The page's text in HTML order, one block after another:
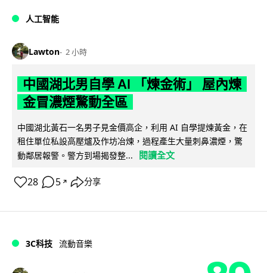
人工智能
Lawton 2 小時
中國湖北男自學 AI 「煉金術」 屋內煉
金冒濃煙驚動全區
中國湖北黃石一名男子見金價高企，利用 AI 自學提煉黃金，在
租住單位私設高壓爐及作坊冶煉，過程產生大量刺鼻濃煙，驚
動鄰居報警。警方到場揭發整...
閱讀全文
28 5 ↗ 分享
3C科技 流動音樂